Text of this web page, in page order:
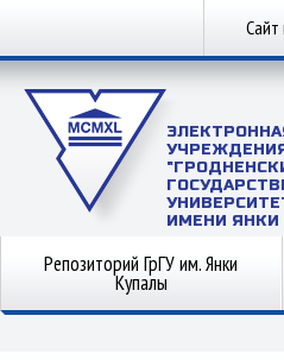
Сайт
ИМЕНИ
Репозиторий ГрГУ им. Янки
Купалы